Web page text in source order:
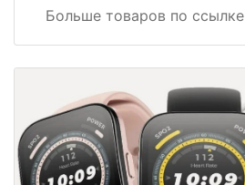
Больше товаров по ссылке